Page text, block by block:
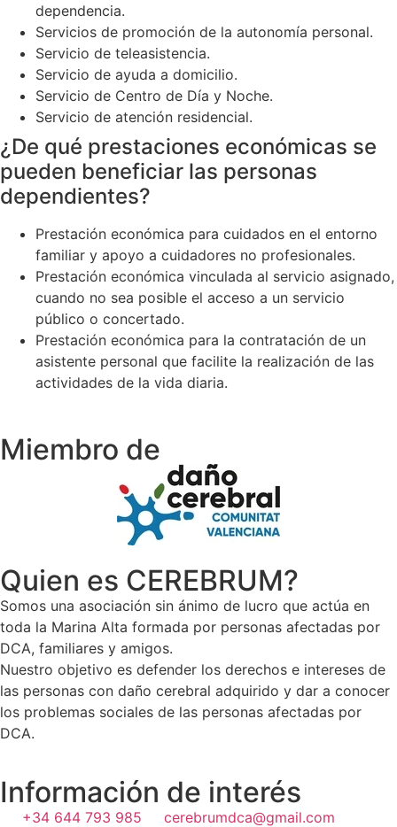
dependencia.
Servicios de promoción de la autonomía personal.
Servicio de teleasistencia.
Servicio de ayuda a domicilio.
Servicio de Centro de Día y Noche.
Servicio de atención residencial.
¿De qué prestaciones económicas se
pueden beneficiar las personas
dependientes?
Prestación económica para cuidados en el entorno
familiar y apoyo a cuidadores no profesionales.
Prestación económica vinculada al servicio asignado,
cuando no sea posible el acceso a un servicio
público o concertado.
Prestación económica para la contratación de un
asistente personal que facilite la realización de las
actividades de la vida diaria.
Miembro de
Quien es CEREBRUM?
Somos una asociación sin ánimo de lucro que actúa en
toda la Marina Alta formada por personas afectadas por
DCA, familiares y amigos.
Nuestro objetivo es defender los derechos e intereses de
las personas con daño cerebral adquirido y dar a conocer
los problemas sociales de las personas afectadas por
DCA.
Información de interés
+34 644 793 985
cerebrumdca@gmail.com